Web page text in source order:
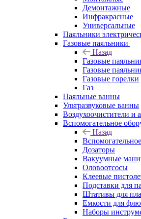
Демонтажные
Инфракрасные
Универсальные
Паяльники
Газовые паяльники
Назад
Газовые
Газовые
Газовые горелки
Газ
Паяльные ванны
Ультразвуковые ванны
Воздухоочистители и
Вспомогательное
Назад
Дозаторы
Вакуумные
Оловоотсосы
Клеевые
Подставки для
Штативы для
Емкости для
Наборы